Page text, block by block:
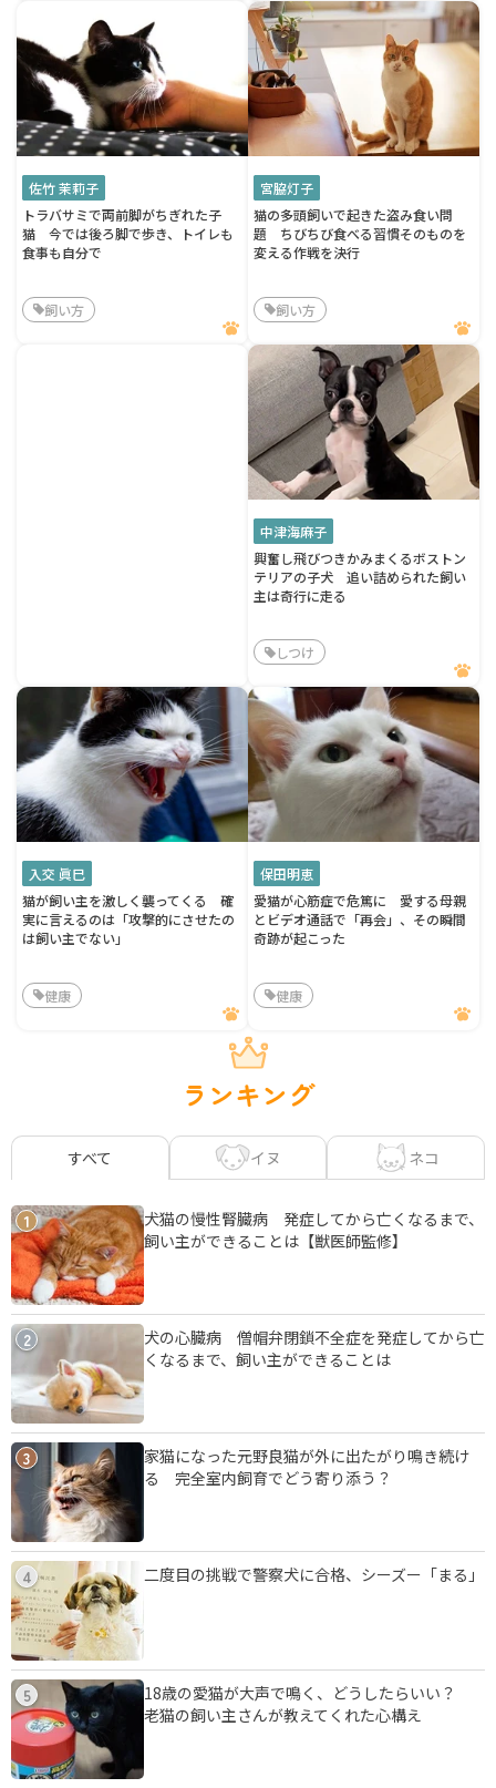
佐竹 茉莉子
トラバサミで両前脚がちぎれた子
猫 今では後ろ脚で歩き、トイレも
食事も自分で
飼い方
宮脇灯子
猫の多頭飼いで起きた盗み食い問
題 ちびちび食べる習慣そのものを
変える作戦を決行
飼い方
中津海麻子
興奮し飛びつきかみまくるボストン
テリアの子犬 追い詰められた飼い
主は奇行に走る
しつけ
入交 眞巳
猫が飼い主を激しく襲ってくる 確
実に言えるのは「攻撃的にさせたの
は飼い主でない」
健康
保田明恵
愛猫が心筋症で危篤に 愛する母親
とビデオ通話で「再会」、その瞬間
奇跡が起こった
健康
ランキング
すべて イヌ ネコ
1
犬猫の慢性腎臓病 発症してから亡くなるまで、
飼い主ができることは【獣医師監修】
2
犬の心臓病 僧帽弁閉鎖不全症を発症してから亡
くなるまで、飼い主ができることは
3
家猫になった元野良猫が外に出たがり鳴き続け
る 完全室内飼育でどう寄り添う？
4 二度目の挑戦で警察犬に合格、シーズー「まる」
5
18歳の愛猫が大声で鳴く、どうしたらいい？
老猫の飼い主さんが教えてくれた心構え